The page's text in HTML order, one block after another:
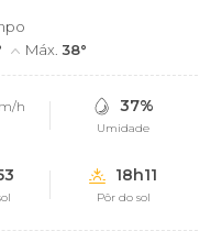
Máx.38°
h 37%
Umidade
18h11
Pôr do sol